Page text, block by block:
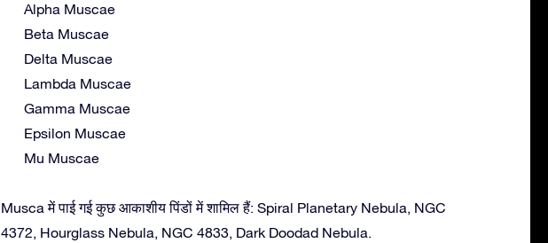
Alpha Muscae
Beta Muscae
Delta Muscae
Lambda Muscae
Gamma Muscae
Epsilon Muscae
Mu Muscae
Musca में पाई गई कुछ आकाशीय पिंडों में शामिल हैं: Spiral Planetary Nebula, NGC
4372, Hourglass Nebula, NGC 4833, Dark Doodad Nebula.